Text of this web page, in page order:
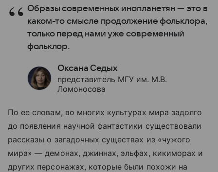
Образы современных инопланетян — это в
каком-то смысле продолжение фольклора,
только перед нами уже современный
фольклор.
Оксана Седых
представитель МГУ им. М.В.
Ломоносова
По ее словам, во многих культурах мира задолго
до появления научной фантастики существовали
рассказы о загадочных существах из «чужого
мира» — демонах, джиннах, эльфах, кикиморах и
других персонажах, которые были похожи на